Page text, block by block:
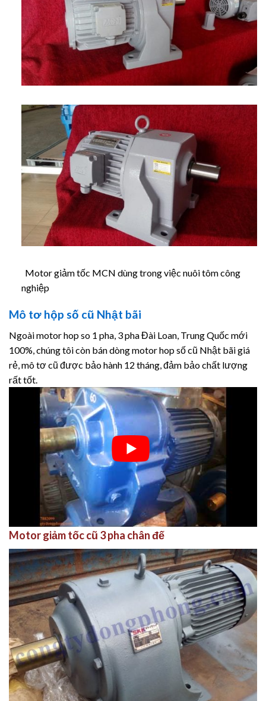
Motor giảm tốc MCN dùng trong việc nuôi tôm công
nghiệp
Mô tơ hộp số cũ Nhật bãi
Ngoài motor hop so 1 pha, 3 pha Đài Loan, Trung Quốc mới
100%, chúng tôi còn bán dòng motor hop số cũ Nhật bãi giá
rẻ, mô tơ cũ được bảo hành 12 tháng, đảm bảo chất lượng
rất tốt.
Motor giảm tốc cũ 3 pha chân đế